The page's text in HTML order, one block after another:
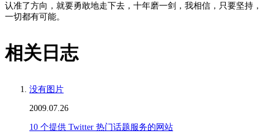
认准了方向，就要勇敢地走下去，十年磨一剑，我相信，只要坚持，
一切都有可能。
相关日志
没有图片
2009.07.26
10 个提供 Twitter 热门话题服务的网站